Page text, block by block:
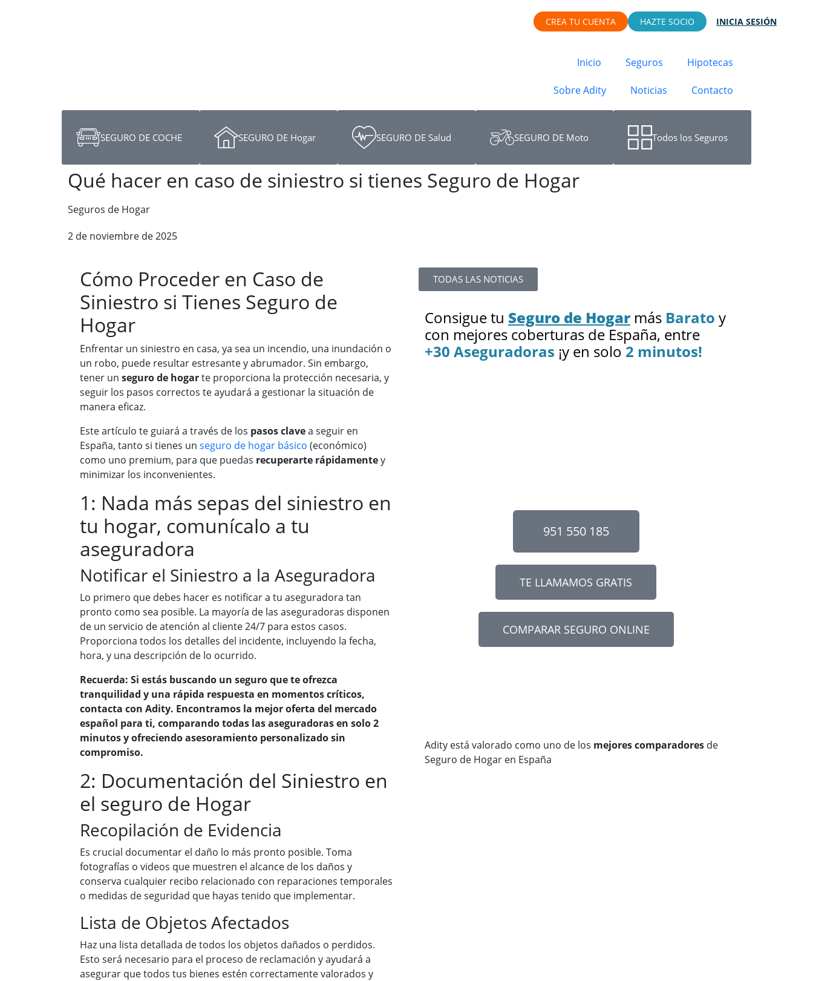
CREA TU CUENTA HAZTE SOCIO INICIA SESIÓN
Inicio Seguros Hipotecas
Sobre Adity Noticias Contacto
SEGURO DE COCHE SEGURO DE Hogar SEGURO DE Salud SEGURO DE Moto Todos los Seguros
Qué hacer en caso de siniestro si tienes Seguro de Hogar
Seguros de Hogar
2 de noviembre de 2025
Cómo Proceder en Caso de
Siniestro si Tienes Seguro de
Hogar
Enfrentar un siniestro en casa, ya sea un incendio, una inundación o
un robo, puede resultar estresante y abrumador. Sin embargo,
tener un seguro de hogarte proporciona la protección necesaria, y
seguir los pasos correctos te ayudará a gestionar la situación de
manera eficaz.
Este artículo te guiará a través de los pasos clavea seguir en
España, tanto si tienes un seguro de hogar básico (económico)
como uno premium, para que puedas recuperarte rápidamentey
minimizar los inconvenientes.
1: Nada más sepas del siniestro en
tu hogar, comunícalo a tu
aseguradora
Notificar el Siniestro a la Aseguradora
Lo primero que debes hacer es notificar a tu aseguradora tan
pronto como sea posible. La mayoría de las aseguradoras disponen
de un servicio de atención al cliente 24/7 para estos casos.
Proporciona todos los detalles del incidente, incluyendo la fecha,
hora, y una descripción de lo ocurrido.
Recuerda: Si estás buscando un seguro que te ofrezca
tranquilidad y una rápida respuesta en momentos críticos,
contacta con Adity. Encontramos la mejor oferta del mercado
español para ti, comparando todas las aseguradoras en solo 2
minutos y ofreciendo asesoramiento personalizado sin
compromiso.
2: Documentación del Siniestro en
el seguro de Hogar
Recopilación de Evidencia
Es crucial documentar el daño lo más pronto posible. Toma
fotografías o videos que muestren el alcance de los daños y
conserva cualquier recibo relacionado con reparaciones temporales
o medidas de seguridad que hayas tenido que implementar.
Lista de Objetos Afectados
Haz una lista detallada de todos los objetos dañados o perdidos.
Esto será necesario para el proceso de reclamación y ayudará a
asegurar que todos tus bienes estén correctamente valorados y
TODAS LAS NOTICIAS
Consigue tu Seguro de Hogar más Barato y
con mejores coberturas de España, entre
+30 Aseguradoras ¡y en solo 2 minutos!
951 550 185
TE LLAMAMOS GRATIS
COMPARAR SEGURO ONLINE
Adity está valorado como uno de los mejores comparadores de
Seguro de Hogar en España